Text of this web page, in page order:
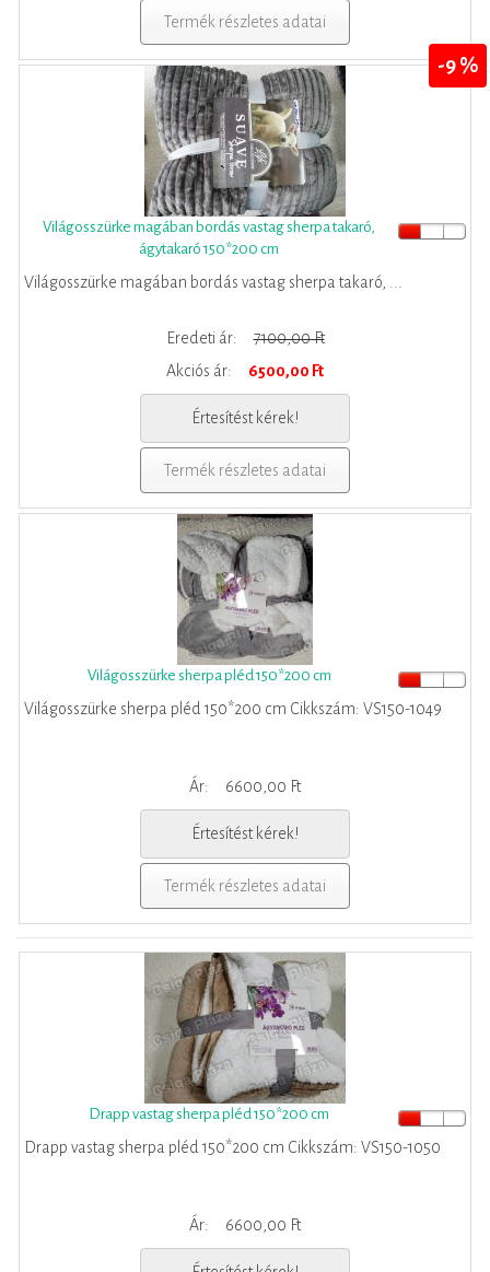
Termék részletes adatai
Világosszürke magában bordás vastag sherpa takaró,
ágytakaró 150*200 cm
Világosszürke magában bordás vastag sherpa takaró, ...
-9 %
Eredeti ár:
7100,00 Ft
Akciós ár:
6500,00 Ft
Értesítést kérek!
Termék részletes adatai
Világosszürke sherpa pléd 150*200 cm
Világosszürke sherpa pléd 150*200 cm Cikkszám: VS150-1049
Ár: 6600,00 Ft
Értesítést kérek!
Termék részletes adatai
Drapp vastag sherpa pléd 150*200 cm
Drapp vastag sherpa pléd 150*200 cm Cikkszám: VS150-1050
Ár: 6600,00 Ft